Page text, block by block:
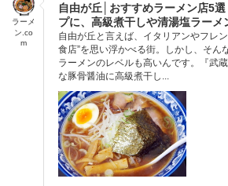
ラーメ
ン.co
m
自由が丘│おすすめラーメン店5
プに、高級煮干しや清湯塩ラーメ
自由が丘と言えば、イタリアンやフレ
食店”を思い浮かべる街。しかし、そん
ラーメンのレベルも高いんです。『武
な豚骨醤油に高級煮干し...